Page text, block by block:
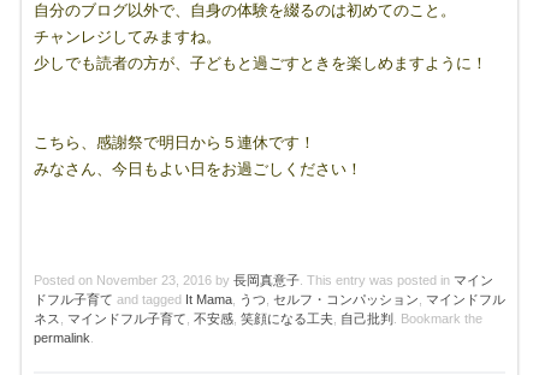
自分のブログ以外で、自身の体験を綴るのは初めてのこと。
チャンレジしてみますね。
少しでも読者の方が、子どもと過ごすときを楽しめますように！
こちら、感謝祭で明日から５連休です！
みなさん、今日もよい日をお過ごしください！
Posted on November 23, 2016 by 長岡真意子. This entry was posted in マイン
ドフル子育て and tagged It Mama, うつ セルフ・コンパッション
マインドフル
ネス
マインドフル子育て 不安感, 笑顔になる工夫 自己批判 . Bookmark the
permalink